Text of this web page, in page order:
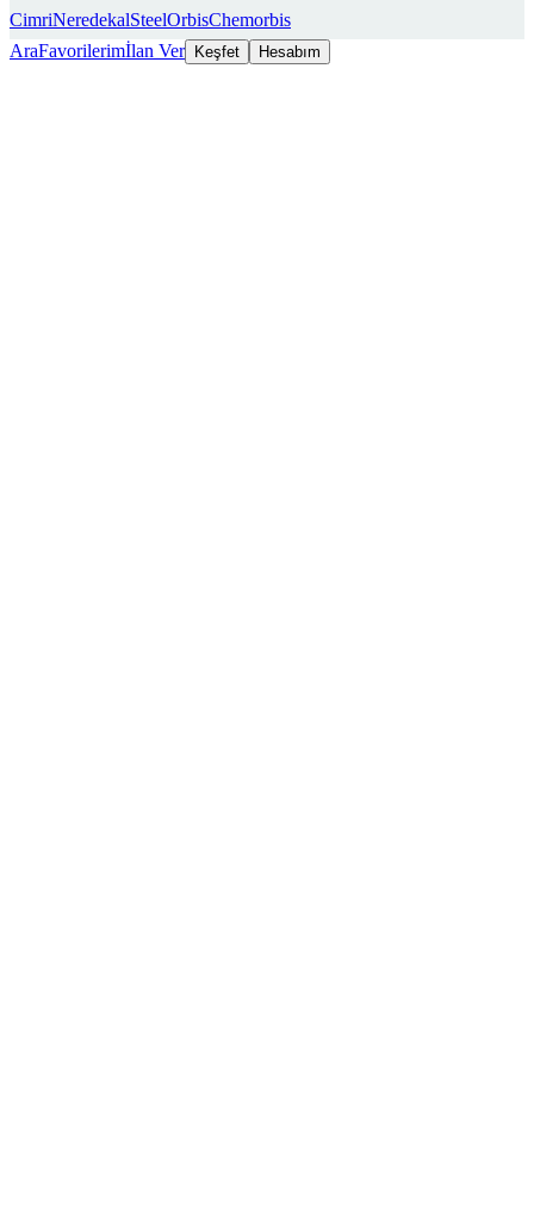
CimriNeredekalSteelOrbisChemorbis
AraFavorilerimİlan Ver Keşfet Hesabım